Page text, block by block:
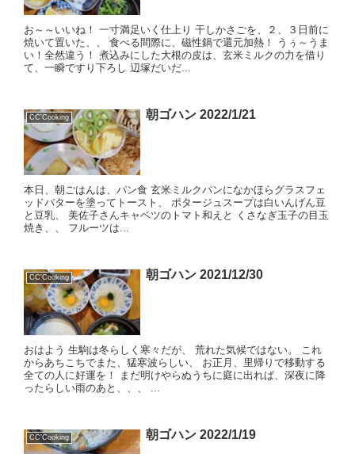
お～～いいね！ 一寸満足いく仕上り 干しかさごを、２、３日前に
焼いて置いた、、 食べる間際に、磁性鍋で還元加熱！ うぅ～うま
い！全然違う！ 煮込みにした大根の皮は、玄米ミルクの力を借り
て、一瞬ですり下ろし 辺塚だいだ...
CC'Cooking 朝ゴハン 2022/1/21
本日、朝ごはんは、パン食 玄米ミルクパンになかほらグラスフェ
ッドバターを塗ってトースト、 ポタージュスープは白いんげん豆
と豆乳、 美佐子さんキャベツのトマト和えと くさなぎ玉子の目玉
焼き、、 フルーツは...
CC'Cooking 朝ゴハン 2021/12/30
おはよう 生駒は冬らしく寒々だが、 荒れた気候ではない。 これ
からあちこちでまた、猛寒波らしい、 お正月、里帰りで移動する
全ての人に好運を！ まだ明けやらぬうちに庭に出れば、深夜に降
ったらしい雨のあと、、、 ...
CC'Cooking 朝ゴハン 2022/1/19